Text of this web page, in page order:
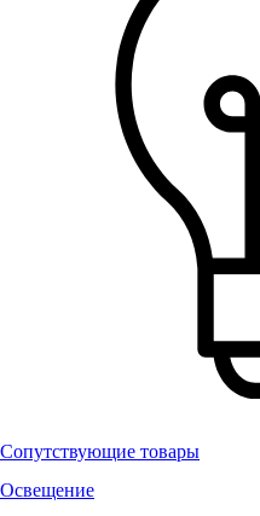
Сопутствующие товары
Освещение